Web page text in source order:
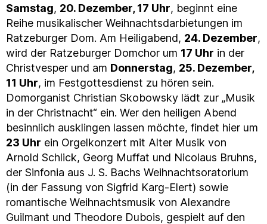
Samstag, 20. Dezember, 17 Uhr, beginnt eine
Reihe musikalischer Weihnachtsdarbietungen im
Ratzeburger Dom. Am Heiligabend, 24. Dezember,
wird der Ratzeburger Domchor um 17 Uhr in der
Christvesper und am Donnerstag, 25. Dezember,
11 Uhr, im Festgottesdienst zu hören sein.
Domorganist Christian Skobowsky lädt zur „Musik
in der Christnacht“ ein. Wer den heiligen Abend
besinnlich ausklingen lassen möchte, findet hier um
23 Uhr ein Orgelkonzert mit Alter Musik von
Arnold Schlick, Georg Muffat und Nicolaus Bruhns,
der Sinfonia aus J. S. Bachs Weihnachtsoratorium
(in der Fassung von Sigfrid Karg-Elert) sowie
romantische Weihnachtsmusik von Alexandre
Guilmant und Theodore Dubois, gespielt auf den